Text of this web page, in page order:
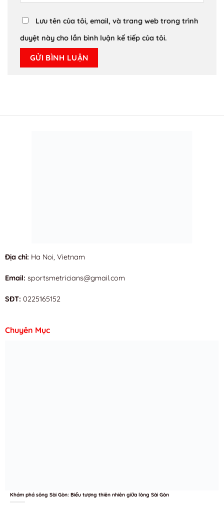
Lưu tên của tôi, email, và trang web trong trình
duyệt này cho lần bình luận kế tiếp của tôi.
Địa chỉ: Ha Noi, Vietnam
Email: sportsmetricians@gmail.com
SĐT: 0225165152
Chuyên Mục
Khám phá sông Sài Gòn: Biểu tượng thiên nhiên giữa lòng Sài Gòn